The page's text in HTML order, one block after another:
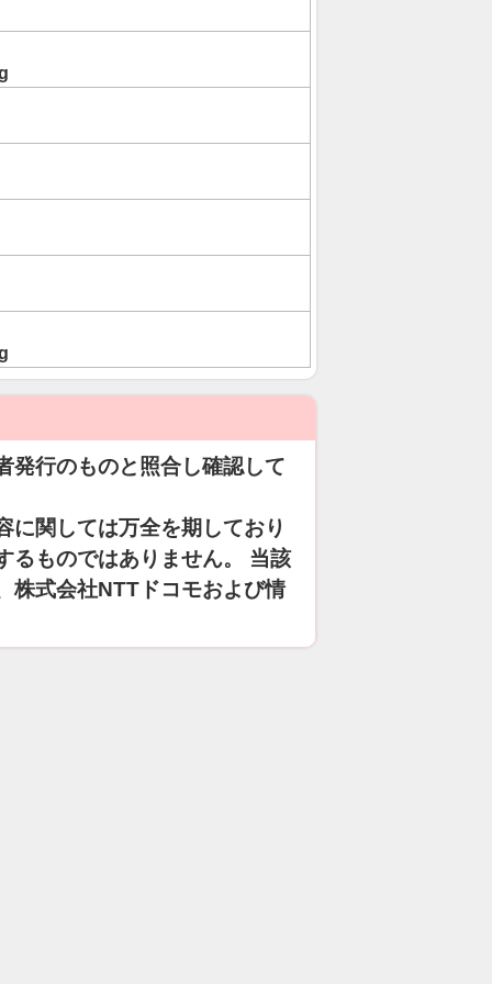
発行のものと照合し確認して
に関しては万全を期しており
るものではありません。 当該
株式会社NTTドコモおよび情